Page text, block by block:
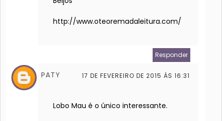
http://www.oteoremadaleitura.com/
Responder
PATY 17 DE FEVEREIRO DE 2015 ÀS 16:31
Lobo Mau é o único interessante.